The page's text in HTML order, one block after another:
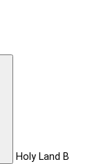
Holy Land B